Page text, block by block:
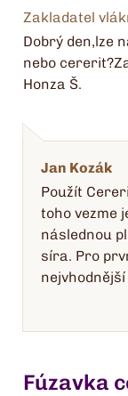
Zakladatel
Dobrý den,lze
nebo
Honza Š.
Jan Kozák
Použít
toho vezme
následnou
síra. Pro
nejvhodnější
Fúzavka